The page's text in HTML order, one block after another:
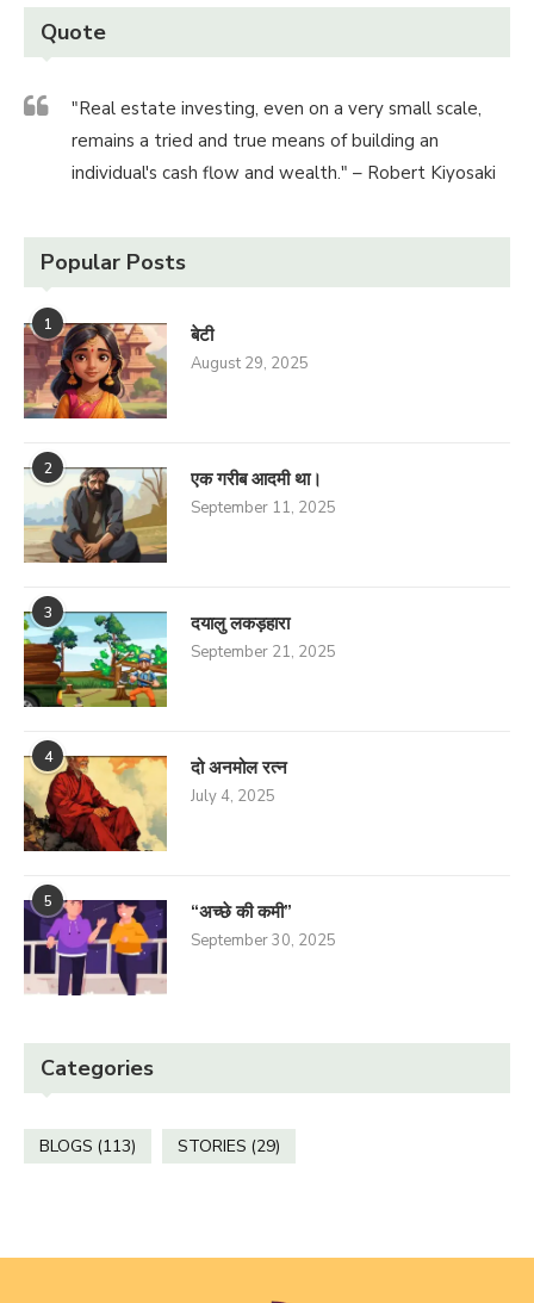
Quote
"Real estate investing, even on a very small scale,
remains a tried and true means of building an
individual's cash flow and wealth." – Robert Kiyosaki
Popular Posts
1 बेटी
August 29, 2025
2 एक गरीब आदमी था।
September 11, 2025
3 दयालु लकड़हारा
September 21, 2025
4 दो अनमोल रत्न
July 4, 2025
5 “अच्छे की कमी”
September 30, 2025
Categories
BLOGS (113) STORIES (29)